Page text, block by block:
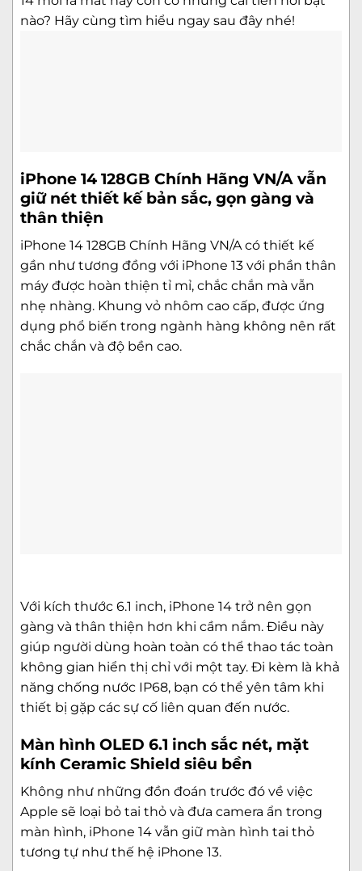
nào? Hãy cùng tìm hiểu ngay sau đây nhé!
iPhone 14 128GB Chính Hãng VN/A vẫn
giữ nét thiết kế bản sắc, gọn gàng và
thân thiện
iPhone 14 128GB Chính Hãng VN/A có thiết kế
gần như tương đồng với iPhone 13 với phần thân
máy được hoàn thiện tỉ mỉ, chắc chắn mà vẫn
nhẹ nhàng. Khung vỏ nhôm cao cấp, được ứng
dụng phổ biến trong ngành hàng không nên rất
chắc chắn và độ bền cao.
Với kích thước 6.1 inch, iPhone 14 trở nên gọn
gàng và thân thiện hơn khi cầm nắm. Điều này
giúp người dùng hoàn toàn có thể thao tác toàn
không gian hiển thị chỉ với một tay. Đi kèm là khả
năng chống nước IP68, bạn có thể yên tâm khi
thiết bị gặp các sự cố liên quan đến nước.
Màn hình OLED 6.1 inch sắc nét, mặt
kính Ceramic Shield siêu bền
Không như những đồn đoán trước đó về việc
Apple sẽ loại bỏ tai thỏ và đưa camera ẩn trong
màn hình, iPhone 14 vẫn giữ màn hình tai thỏ
tương tự như thế hệ iPhone 13.